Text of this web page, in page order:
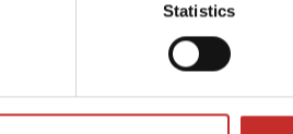
Statistics